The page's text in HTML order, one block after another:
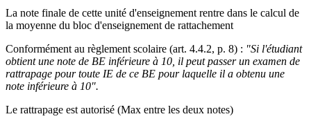
La note finale de cette unité d'enseignement rentre dans le calcul de
la moyenne du bloc d'enseignement de rattachement
Conformément au règlement scolaire (art. 4.4.2, p. 8) : "Si l'étudiant
obtient une note de BE inférieure à 10, il peut passer un examen de
rattrapage pour toute IE de ce BE pour laquelle il a obtenu une
note inférieure à 10".
Le rattrapage est autorisé (Max entre les deux notes)